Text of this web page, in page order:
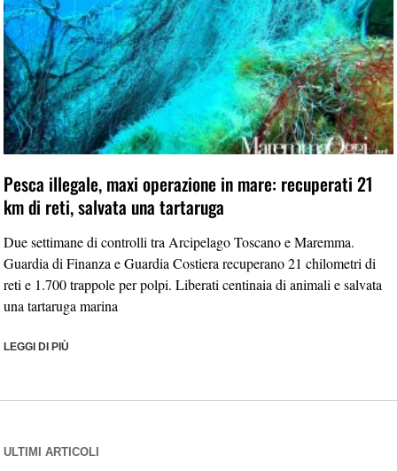
Pesca illegale, maxi operazione in mare: recuperati 21
km di reti, salvata una tartaruga
Due settimane di controlli tra Arcipelago Toscano e Maremma.
Guardia di Finanza e Guardia Costiera recuperano 21 chilometri di
reti e 1.700 trappole per polpi. Liberati centinaia di animali e salvata
una tartaruga marina
LEGGI DI PIÙ
ULTIMI ARTICOLI